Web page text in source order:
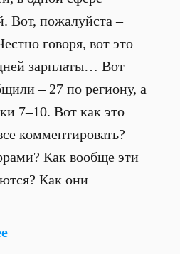
Вот, пожалуйста –
говоря, вот это
зарплаты… Вот
– 27 по региону, а
7–10. Вот как это
комментировать?
Как вообще эти
Как они